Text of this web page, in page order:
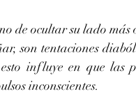
de ocultar su lado
son tentaciones
influye en que las
inconscientes.